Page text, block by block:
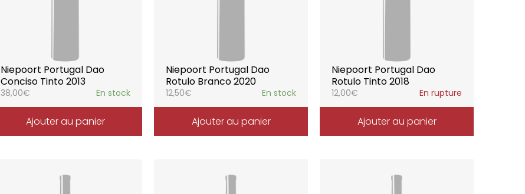
Niepoort Portugal Dao
Conciso Tinto 2013
38,00€ En stock
Ajouter au panier
Niepoort Portugal Dao
Rotulo Branco 2020
12,50€ En stock
Ajouter au panier
Niepoort Portugal Dao
Rotulo Tinto 2018
12,00€ En rupture
Ajouter au panier